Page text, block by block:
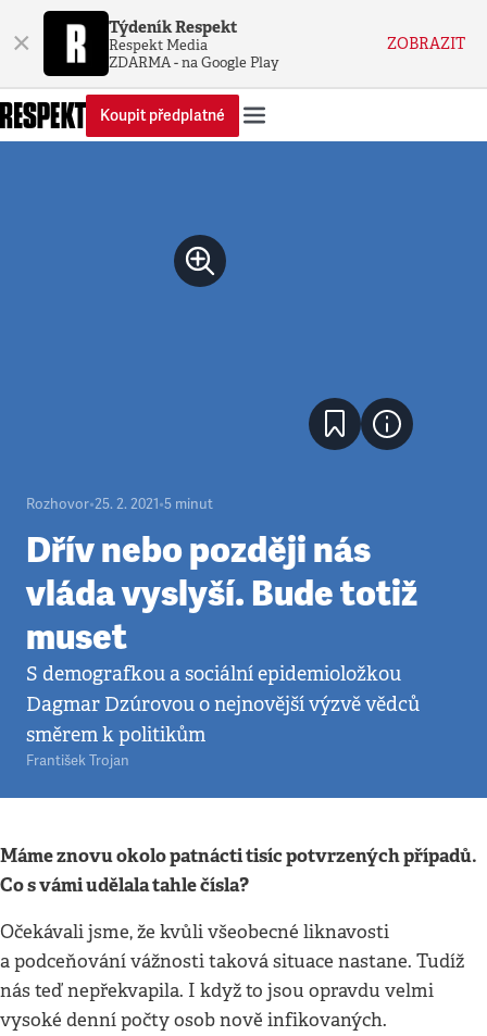
× Týdeník Respekt
Respekt Media
ZDARMA - na Google Play
ZOBRAZIT
Koupit předplatné
Rozhovor•25. 2. 2021•5 minut
Dřív nebo později nás
vláda vyslyší. Bude totiž
muset
S demografkou a sociální epidemioložkou
Dagmar Dzúrovou o nejnovější výzvě vědců
směrem k politikům
František Trojan
Máme znovu okolo patnácti tisíc potvrzených případů.
Co s vámi udělala tahle čísla?
Očekávali jsme, že kvůli všeobecné liknavosti
a podceňování vážnosti taková situace nastane. Tudíž
nás teď nepřekvapila. I když to jsou opravdu velmi
vysoké denní počty osob nově infikovaných.